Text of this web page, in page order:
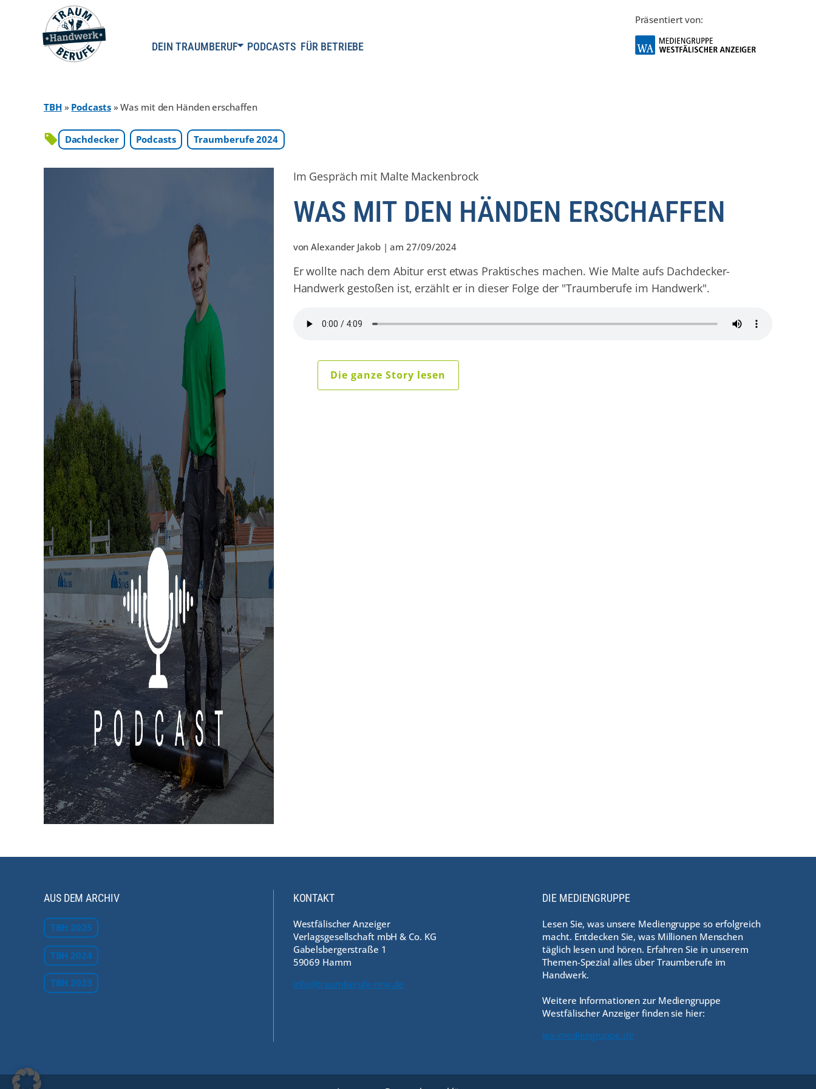
DEIN TRAUMBERUF PODCASTS FÜR BETRIEBE
Präsentiert von:
TBH» Podcasts»Was mit den Händen erschaffen
Dachdecker Podcasts Traumberufe 2024
Im Gespräch mit Malte Mackenbrock
WAS MIT DEN HÄNDEN ERSCHAFFEN
vonAlexander Jakob| am 27/09/2024
Er wollte nach dem Abitur erst etwas Praktisches machen. Wie Malte aufs Dachdecker-
Handwerk gestoßen ist, erzählt er in dieser Folge der "Traumberufe im Handwerk".
Die ganze Story lesen
AUS DEM ARCHIV
TBH 2025
TBH 2024
TBH 2023
KONTAKT
Westfälischer Anzeiger
Verlagsgesellschaft mbH & Co. KG
Gabelsbergerstraße 1
59069 Hamm
info@traumberufe-nrw.de
DIE MEDIENGRUPPE
Lesen Sie, was unsere Mediengruppe so erfolgreich
macht. Entdecken Sie, was Millionen Menschen
täglich lesen und hören. Erfahren Sie in unserem
Themen-Spezial alles über Traumberufe im
Handwerk.
Weitere Informationen zur Mediengruppe
Westfälischer Anzeiger finden sie hier:
wa-mediengruppe.de